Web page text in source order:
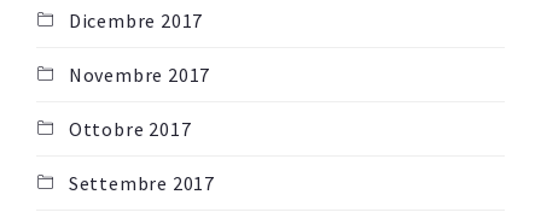
Dicembre 2017
Novembre 2017
Ottobre 2017
Settembre 2017